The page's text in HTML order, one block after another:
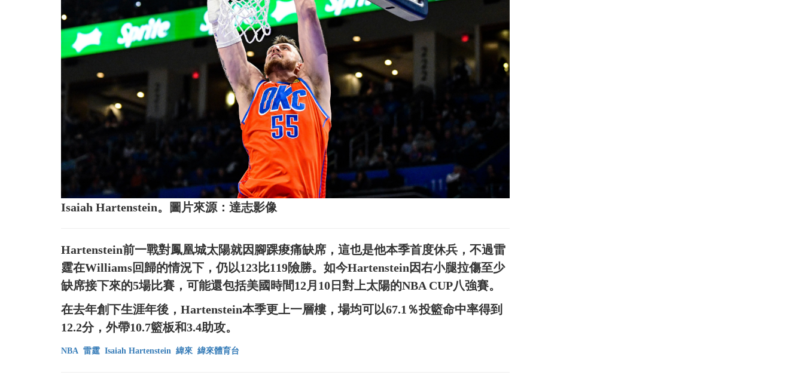
Isaiah Hartenstein。圖片來源：達志影像
Hartenstein前一戰對鳳凰城太陽就因腳踝痠痛缺席，這也是他本季首度休兵，不過雷
霆在Williams回歸的情況下，仍以123比119險勝。如今Hartenstein因右小腿拉傷至少
缺席接下來的5場比賽，可能還包括美國時間12月10日對上太陽的NBA CUP八強賽。
在去年創下生涯年後，Hartenstein本季更上一層樓，場均可以67.1％投籃命中率得到
12.2分，外帶10.7籃板和3.4助攻。
NBA 雷霆 Isaiah Hartenstein 緯來 緯來體育台